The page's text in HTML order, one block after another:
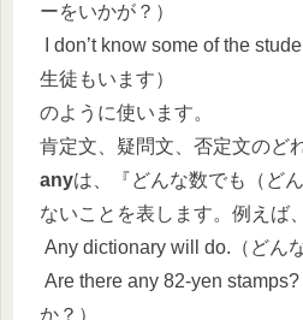
ーをいかが？）
I don’t know some of the
生徒もいます）
のように使います。
肯定文、疑問文、否定文のど
anyは、『どんな数でも（ど
ないことを表します。例えば、
Any dictionary will do.（どん
Are there any 82-yen
か？）